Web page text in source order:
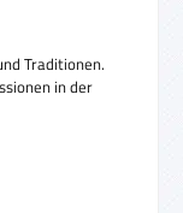
Traditionen.
in der